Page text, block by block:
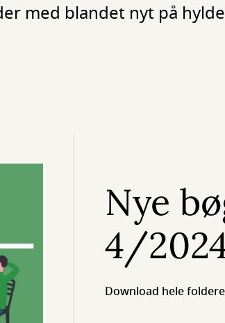
med blandet nyt på
Nye
4/
Download hele